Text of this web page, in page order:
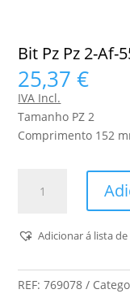
Bit Pz Pz 2-Af-
25,37€
IVA Incl.
Tamanho PZ 2
Comprimento 152
Pz
2-
Af-
Adicionar á lista
REF:769078